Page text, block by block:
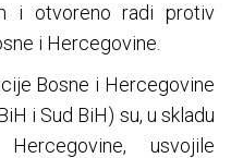
i otvoreno radi protiv
i Hercegovine.
Bosne i Hercegovine
i Sud BiH) su, u skladu
usvojile